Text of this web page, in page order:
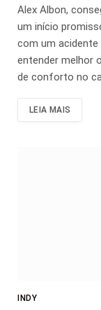
Alex Albon,
um início
com um acidente
entender melhor
de conforto no
LEIA MAIS
INDY